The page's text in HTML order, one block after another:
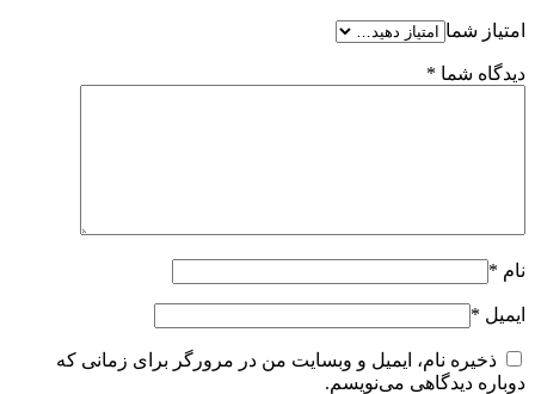
امتیاز شما
دیدگاه شما *
نام *
ایمیل *
ذخیره نام، ایمیل و وبسایت من در مرورگر برای زمانی که
دوباره دیدگاهی می‌نویسم.